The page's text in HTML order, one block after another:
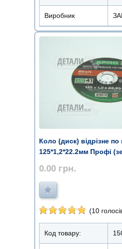
Виробник
Коло (диск) відрізне по
125*1,2*22.2мм Профі
0.00 грн.
(10
Код товару: